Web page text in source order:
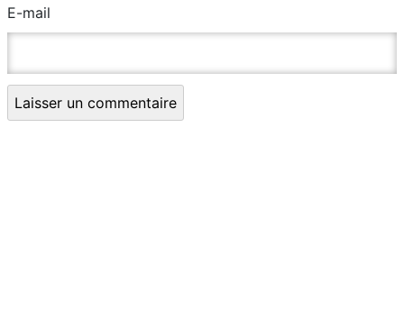
E-mail